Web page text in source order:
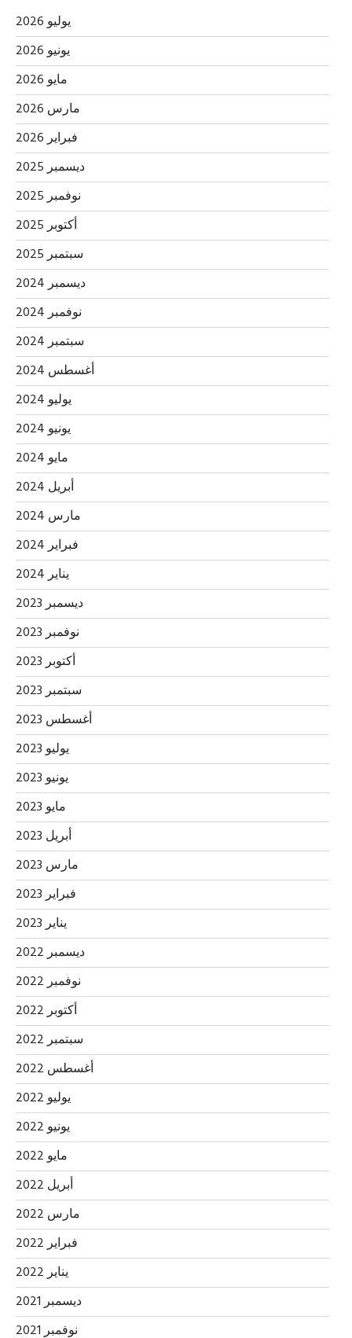
يوليو 2026
يونيو 2026
مايو 2026
مارس 2026
فبراير 2026
ديسمبر 2025
نوفمبر 2025
أكتوبر 2025
سبتمبر 2025
ديسمبر 2024
نوفمبر 2024
سبتمبر 2024
أغسطس 2024
يوليو 2024
يونيو 2024
مايو 2024
أبريل 2024
مارس 2024
فبراير 2024
يناير 2024
ديسمبر 2023
نوفمبر 2023
أكتوبر 2023
سبتمبر 2023
أغسطس 2023
يوليو 2023
يونيو 2023
مايو 2023
أبريل 2023
مارس 2023
فبراير 2023
يناير 2023
ديسمبر 2022
نوفمبر 2022
أكتوبر 2022
سبتمبر 2022
أغسطس 2022
يوليو 2022
يونيو 2022
مايو 2022
أبريل 2022
مارس 2022
فبراير 2022
يناير 2022
ديسمبر 2021
نوفمبر 2021